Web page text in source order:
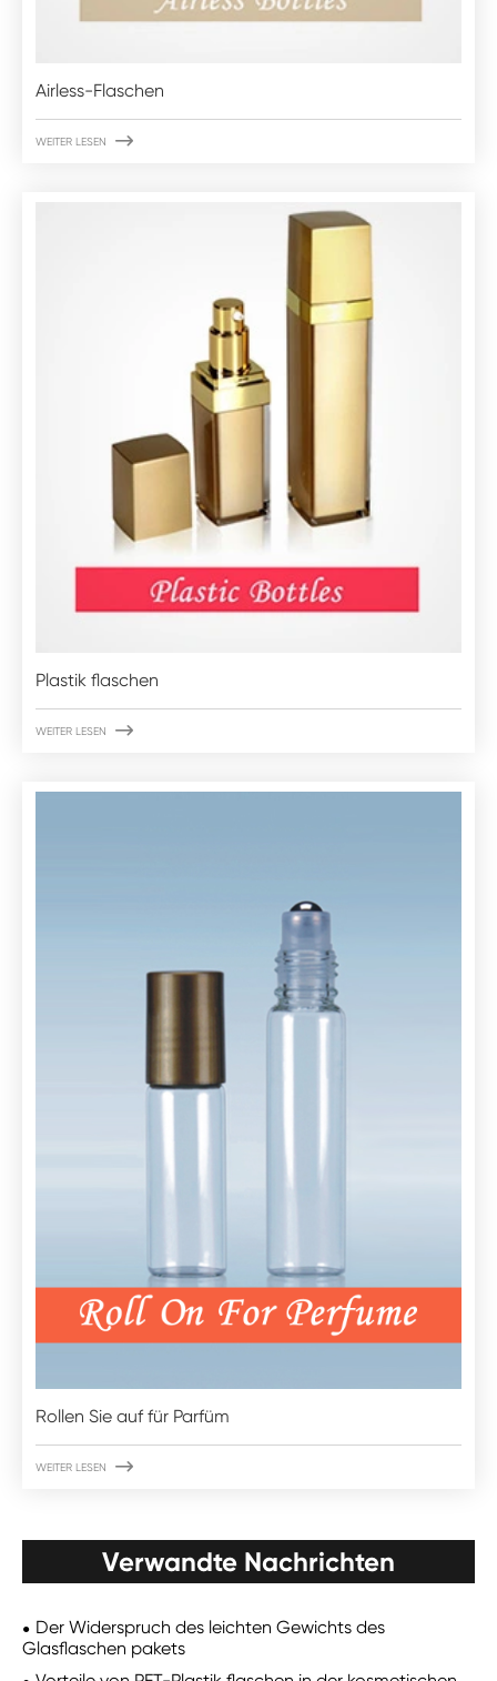
Airless-Flaschen
WEITER LESEN 
Plastik flaschen
WEITER LESEN 
Rollen Sie auf für Parfüm
WEITER LESEN 
Verwandte Nachrichten
Der Widerspruch des leichten Gewichts des
Glasflaschen pakets